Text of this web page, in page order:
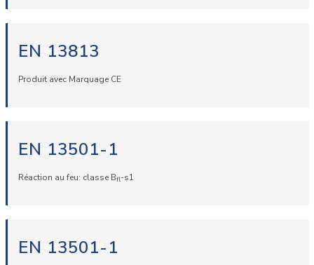
EN 13813
Produit avec Marquage CE
EN 13501-1
Réaction au feu: classe Bfl-s1
EN 13501-1